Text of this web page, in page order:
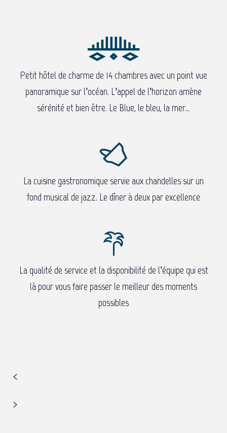
Petit hôtel de charme de 14 chambres avec un point vue
panoramique sur l’océan. L’appel de l’horizon amène
sérénité et bien être. Le Blue, le bleu, la mer…
La cuisine gastronomique servie aux chandelles sur un
fond musical de jazz. Le dîner à deux par excellence
La qualité de service et la disponibilité de l’équipe qui est
là pour vous faire passer le meilleur des moments
possibles